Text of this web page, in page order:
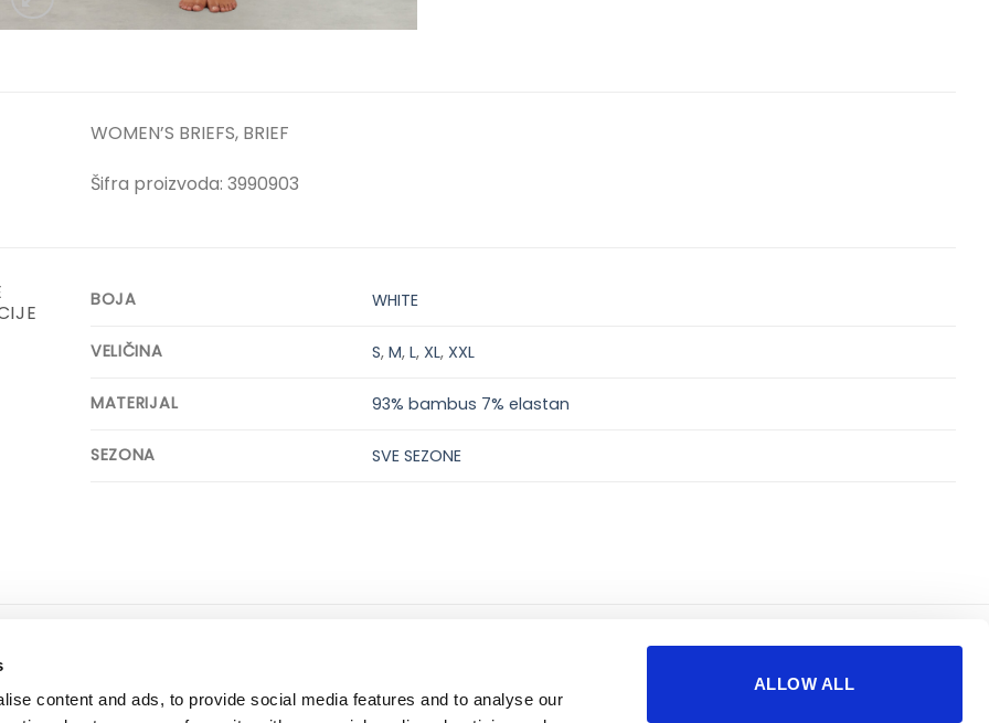
content and ads, to provide social media features and to analyse our
ALLOW ALL
WOMEN’S BRIEFS, BRIEF
Šifra proizvoda: 3990903
BOJA WHITE
VELIČINA S,M,L, XL, XXL
MATERIJAL 93% bambus 7% elastan
SEZONA SVE SEZONE
informacije
i kupovine
privatnosti
dostava i povrat
načini plaćanja
impressum